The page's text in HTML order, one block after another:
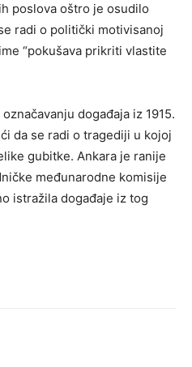
poslova oštro je osudilo
radi o politički motivisanoj
“pokušava prikriti vlastite
događaja iz 1915.
da se radi o tragediji u kojoj
gubitke. Ankara je ranije
međunarodne komisije
istražila događaje iz tog